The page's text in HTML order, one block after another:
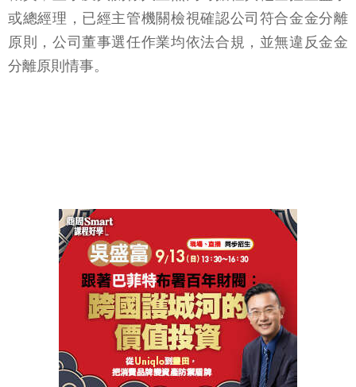
或總經理，已經主管機關檢視確認公司符合金金分離
原則，公司董事選任作業均依法合規，並無違反金金
分離原則情事。